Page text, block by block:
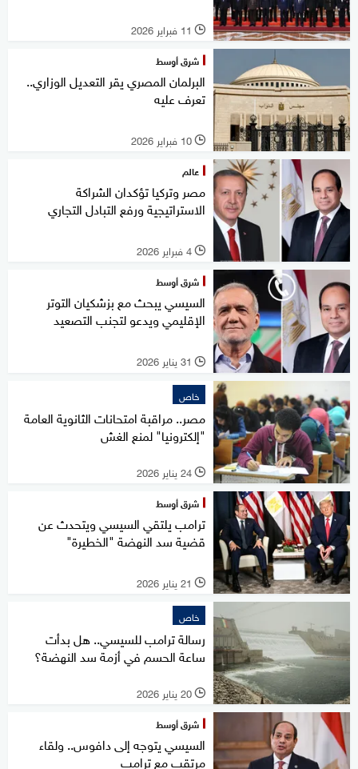
l 11 فبراير 2026
شرق أوسط
البرلمان المصري يقر التعديل الوزاري..
تعرف عليه
l 10 فبراير 2026
عالم
مصر وتركيا تؤكدان الشراكة
الاستراتيجية ورفع التبادل التجاري
l 4 فبراير 2026
شرق أوسط
السيسي يبحث مع بزشكيان التوتر
الإقليمي ويدعو لتجنب التصعيد
l 31 يناير 2026
خاص
مصر.. مراقبة امتحانات الثانوية العامة
"إلكترونيا" لمنع الغش
l 24 يناير 2026
شرق أوسط
ترامب يلتقي السيسي ويتحدث عن
قضية سد النهضة "الخطيرة"
l 21 يناير 2026
خاص
رسالة ترامب للسيسي.. هل بدأت
ساعة الحسم في أزمة سد النهضة؟
l 20 يناير 2026
شرق أوسط
السيسي يتوجه إلى دافوس.. ولقاء
مرتقب مع ترامب